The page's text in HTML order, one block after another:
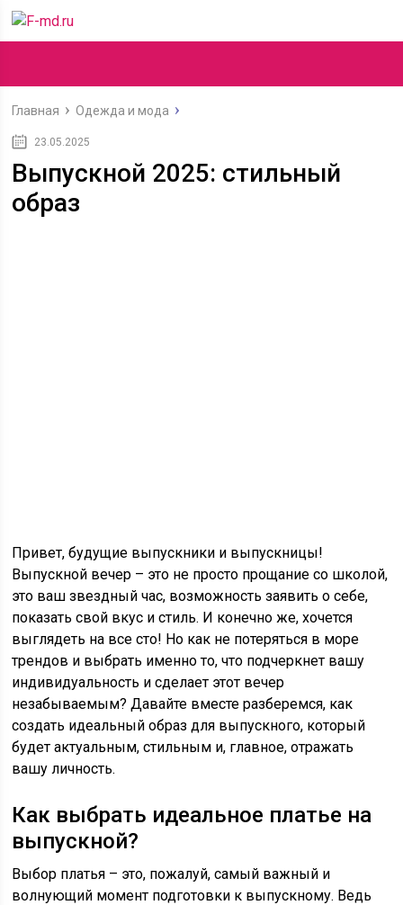
Главная Одежда и мода
23.05.2025
Выпускной 2025: стильный
образ
Привет, будущие выпускники и выпускницы!
Выпускной вечер – это не просто прощание со школой,
это ваш звездный час, возможность заявить о себе,
показать свой вкус и стиль. И конечно же, хочется
выглядеть на все сто! Но как не потеряться в море
трендов и выбрать именно то, что подчеркнет вашу
индивидуальность и сделает этот вечер
незабываемым? Давайте вместе разберемся, как
создать идеальный образ для выпускного, который
будет актуальным, стильным и, главное, отражать
вашу личность.
Как выбрать идеальное платье на
выпускной?
Выбор платья – это, пожалуй, самый важный и
волнующий момент подготовки к выпускному. Ведь